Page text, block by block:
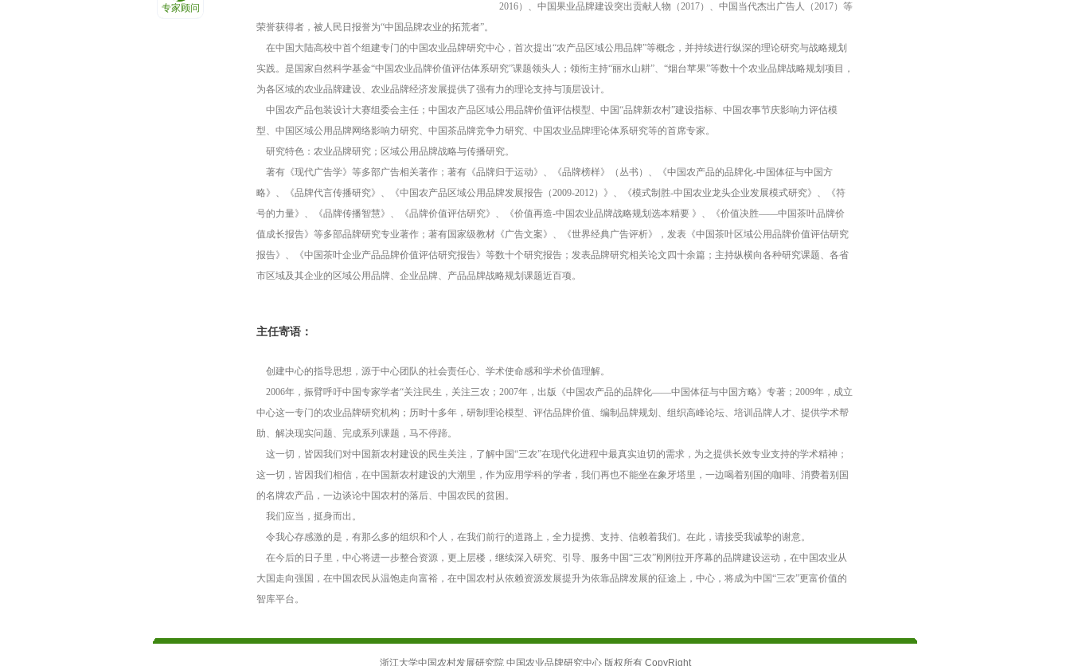
专家顾问
2016）、中国果业品牌建设突出贡献人物（2017）、中国当代杰出广告人（2017）等
荣誉获得者，被人民日报誉为“中国品牌农业的拓荒者”。
在中国大陆高校中首个组建专门的中国农业品牌研究中心，首次提出“农产品区域公用品牌”等概念，并持续进行纵深的理论研究与战略规划
实践。是国家自然科学基金“中国农业品牌价值评估体系研究”课题领头人；领衔主持“丽水山耕”、“烟台苹果”等数十个农业品牌战略规划项目，
为各区域的农业品牌建设、农业品牌经济发展提供了强有力的理论支持与顶层设计。
中国农产品包装设计大赛组委会主任；中国农产品区域公用品牌价值评估模型、中国“品牌新农村”建设指标、中国农事节庆影响力评估模
型、中国区域公用品牌网络影响力研究、中国茶品牌竞争力研究、中国农业品牌理论体系研究等的首席专家。
研究特色：农业品牌研究；区域公用品牌战略与传播研究。
著有《现代广告学》等多部广告相关著作；著有《品牌归于运动》、《品牌榜样》（丛书）、《中国农产品的品牌化-中国体征与中国方
略》、《品牌代言传播研究》、《中国农产品区域公用品牌发展报告（2009-2012）》、《模式制胜-中国农业龙头企业发展模式研究》、《符
号的力量》、《品牌传播智慧》、《品牌价值评估研究》、《价值再造-中国农业品牌战略规划选本精要 》、《价值决胜——中国茶叶品牌价
值成长报告》等多部品牌研究专业著作；著有国家级教材《广告文案》、《世界经典广告评析》，发表《中国茶叶区域公用品牌价值评估研究
报告》、《中国茶叶企业产品品牌价值评估研究报告》等数十个研究报告；发表品牌研究相关论文四十余篇；主持纵横向各种研究课题、各省
市区域及其企业的区域公用品牌、企业品牌、产品品牌战略规划课题近百项。
主任寄语：
创建中心的指导思想，源于中心团队的社会责任心、学术使命感和学术价值理解。
2006年，振臂呼吁中国专家学者“关注民生，关注三农； 2007年，出版《中国农产品的品牌化——中国体征与中国方略》专著； 2009年，成立
中心这一专门的农业品牌研究机构；历时十多年，研制理论模型、评估品牌价值、编制品牌规划、组织高峰论坛、培训品牌人才、提供学术帮
助、解决现实问题、完成系列课题，马不停蹄。
这一切，皆因我们对中国新农村建设的民生关注，了解中国“三农”在现代化进程中最真实迫切的需求，为之提供长效专业支持的学术精神；
这一切，皆因我们相信，在中国新农村建设的大潮里，作为应用学科的学者，我们再也不能坐在象牙塔里，一边喝着别国的咖啡、消费着别国
的名牌农产品，一边谈论中国农村的落后、中国农民的贫困。
我们应当，挺身而出。
令我心存感激的是，有那么多的组织和个人，在我们前行的道路上，全力提携、支持、信赖着我们。在此，请接受我诚挚的谢意。
在今后的日子里，中心将进一步整合资源，更上层楼，继续深入研究、引导、服务中国“三农”刚刚拉开序幕的品牌建设运动，在中国农业从
大国走向强国，在中国农民从温饱走向富裕，在中国农村从依赖资源发展提升为依靠品牌发展的征途上，中心，将成为中国“三农”更富价值的
智库平台。
浙江大学中国农村发展研究院 中国农业品牌研究中心 版权所有 CopyRight